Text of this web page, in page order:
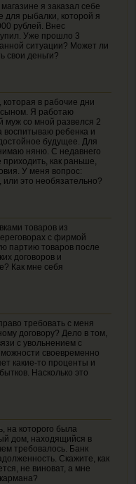
я заказал себе
рыбалки, которой я
рублей. Внес
Уже прошло 3
ситуации? Может ли
свои деньги?
в рабочие дни
сыном. Я работаю
муж со мной развелся 2
воспитываю ребенка и
будущее. Для
няню. С недавнего
как раньше,
У меня вопрос:
это необязательно?
товаров из
с фирмой
партию товаров после
договоров и
Как мне себя
требовать с меня
договору? Дело в том,
с увольнением с
своевременно
какие-то проценты и
Насколько это
на которого была
дом, находящийся в
требовалось. Банк
Скажите, как
не виноват, а мне